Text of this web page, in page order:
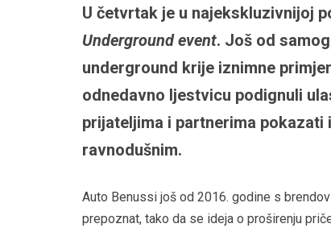
U četvrtak je u najekskluzivnijoj
Underground event. Još od
underground krije iznimne
odnedavno ljestvicu podignuli
prijateljima i partnerima
ravnodušnim.
Auto Benussi još od 2016. godine s
prepoznat, tako da se ideja o proširenju